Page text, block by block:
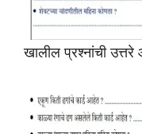
खालील प्रश्नांची उत्तरे